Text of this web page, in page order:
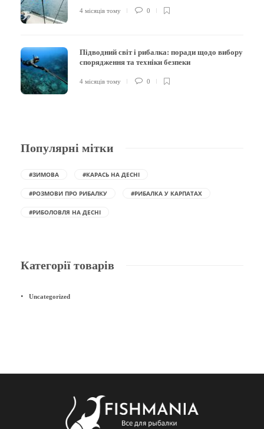
4 місяців тому 0
Підводний світ і рибалка: поради щодо вибору
спорядження та техніки безпеки
4 місяців тому 0
Популярні мітки
#ЗИМОВА #КАРАСЬ НА ДЕСНІ
#РОЗМОВИ ПРО РИБАЛКУ #РИБАЛКА У КАРПАТАХ
#РИБОЛОВЛЯ НА ДЕСНІ
Категорії товарів
Uncategorized